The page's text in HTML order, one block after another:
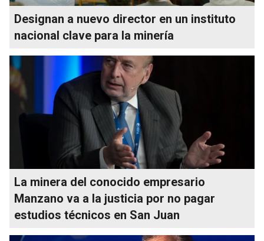
Designan a nuevo director en un instituto
nacional clave para la minería
La minera del conocido empresario
Manzano va a la justicia por no pagar
estudios técnicos en San Juan